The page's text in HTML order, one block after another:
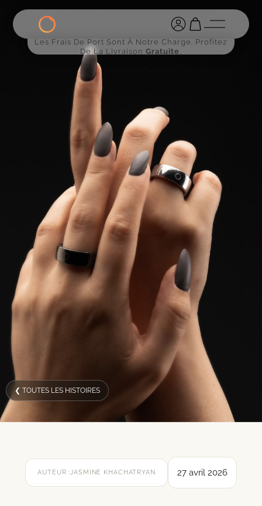
Les Frais De Port Sont À Notre Charge. Profitez
De La LivraisonGratuite
❮ TOUTES LES HISTOIRES
AUTEUR :JASMINE KHACHATRYAN 27 avril 2026